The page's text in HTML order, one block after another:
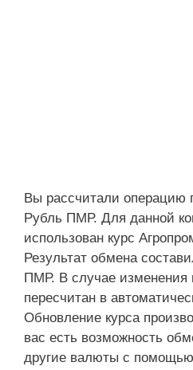
Вы рассчитали операцию
Рубль ПМР. Для данной
использован курс
Результат обмена
ПМР. В случае изменения
пересчитан в
Обновление курса
вас есть возможность
другие валюты с